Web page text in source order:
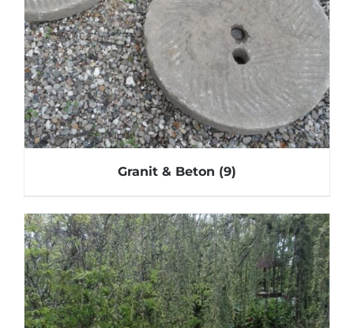
Granit & Beton (9)